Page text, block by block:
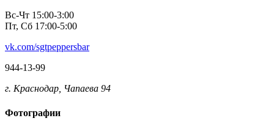
Вс-Чт 15:00-3:00
Пт, Сб 17:00-5:00
vk.com/sgtpeppersbar
944-13-99
г. Краснодар, Чапаева 94
Фотографии